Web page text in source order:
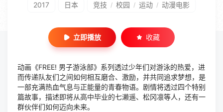
2017 日本 竞技 / 校园 / 运动 / 动漫电影
立即播放 收藏
动画《FREE! 男子游泳部》系列透过少年们对游泳的热爱，进
而传递队友们之间如何相互磨合、激励，并共同追求梦想，是
一部充满热血气息与正能量的青春物语。剧情将透过四个特别
篇故事，描述即将从高中毕业的七濑遥、松冈凛等人，还有一
群伙伴们如何迈向未来。